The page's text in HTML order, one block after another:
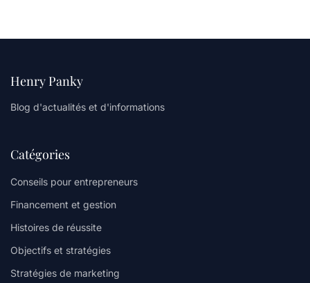
Henry Panky
Blog d'actualités et d'informations
Catégories
Conseils pour entrepreneurs
Financement et gestion
Histoires de réussite
Objectifs et stratégies
Stratégies de marketing